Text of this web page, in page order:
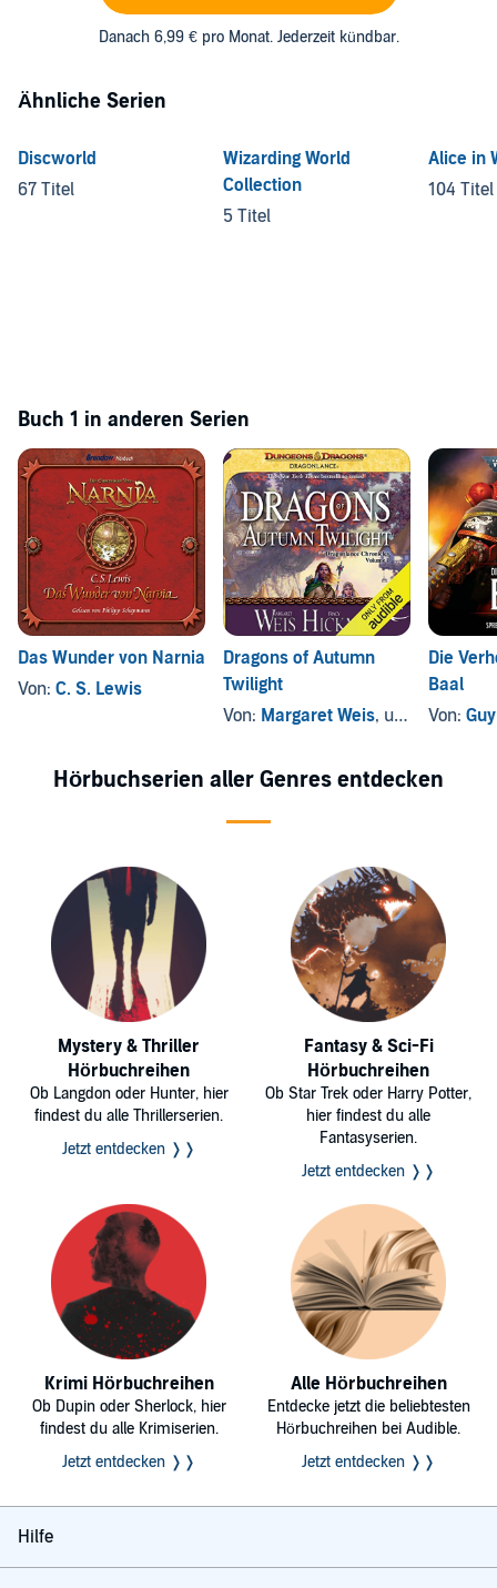
Danach 6,99 € pro Monat. Jederzeit kündbar.
Ähnliche Serien
Discworld
67 Titel
Wizarding World
Collection
5 Titel
Alice in
104 Titel
Buch 1 in anderen Serien
Das Wunder von Narnia
Von: C. S. Lewis
Dragons of Autumn
Twilight
Von: Margaret Weis, und andere
Die
Baal
Von:
Hörbuchserien aller Genres entdecken
Mystery & Thriller
Hörbuchreihen
Ob Langdon oder Hunter, hier
findest du alle Thrillerserien.
Jetzt entdecken ❭❭
Fantasy & Sci-Fi
Hörbuchreihen
Ob Star Trek oder Harry Potter,
hier findest du alle
Fantasyserien.
Jetzt entdecken ❭❭
Krimi Hörbuchreihen
Ob Dupin oder Sherlock, hier
findest du alle Krimiserien.
Jetzt entdecken ❭❭
Alle Hörbuchreihen
Entdecke jetzt die beliebtesten
Hörbuchreihen bei Audible.
Jetzt entdecken ❭❭
Hilfe